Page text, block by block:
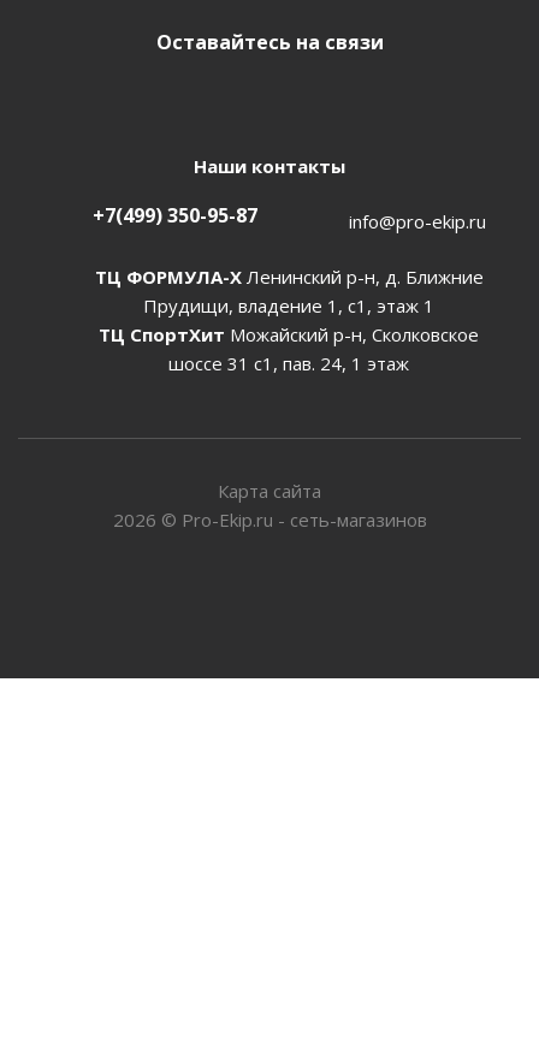
Оставайтесь на связи
Наши контакты
+7(499) 350-95-87 info@pro-ekip.ru
ТЦ ФОРМУЛА-ХЛенинский р-н, д. Ближние
Прудищи, владение 1, с1, этаж 1
ТЦ СпортХит Можайский р-н, Сколковское
шоссе 31 с1, пав. 24, 1 этаж
Карта сайта
2026 © Pro-Ekip.ru - сеть-магазинов